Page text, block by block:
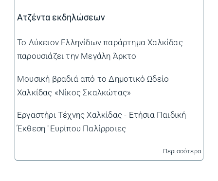
Ατζέντα εκδηλώσεων
Το Λύκειον Ελληνίδων παράρτημα Χαλκίδας
παρουσιάζει την Μεγάλη Άρκτο
Μουσική βραδιά από το Δημοτικό Ωδείο
Χαλκίδας «Νίκος Σκαλκώτας»
Εργαστήρι Τέχνης Χαλκίδας - Ετήσια Παιδική
Έκθεση "Ευρίπου Παλίρροιες
Περισσότερα